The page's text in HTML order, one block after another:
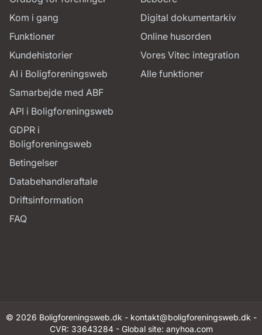
Kom i gang
Funktioner
Kundehistorier
AI i Boligforeningsweb
Samarbejde med ABF
API i Boligforeningsweb
GDPR i
Boligforeningsweb
Betingelser
Databehandleraftale
Driftsinformation
FAQ
Digital dokumentarkiv
Online husorden
Vores Vitec integration
Alle funktioner
© 2026 Boligforeningsweb.dk - kontakt@boligforeningsweb.dk -
CVR: 33643284 - Global site: anyhoa.com